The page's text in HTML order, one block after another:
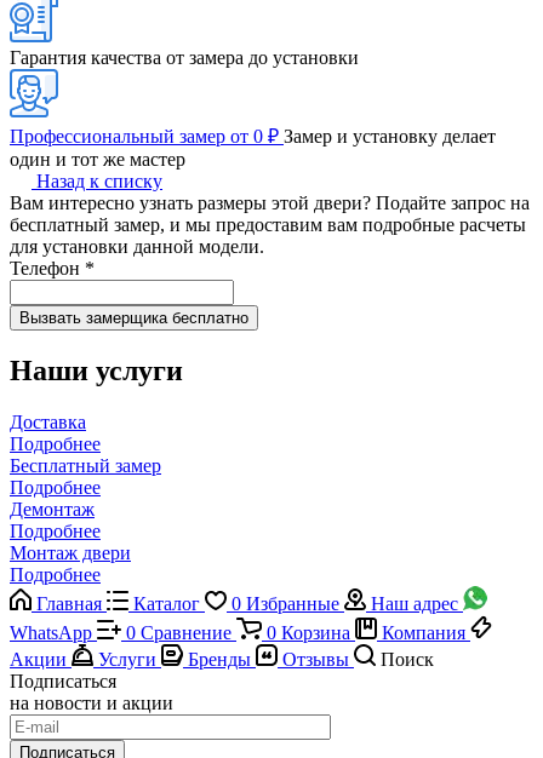
Гарантия качества от замера до установки
Профессиональный замер от 0 ₽ Замер и установку делает
один и тот же мастер
Назад к списку
Вам интересно узнать размеры этой двери? Подайте запрос на
бесплатный замер, и мы предоставим вам подробные расчеты
для установки данной модели.
Телефон *
Наши услуги
Доставка
Подробнее
Бесплатный замер
Подробнее
Демонтаж
Подробнее
Монтаж двери
Подробнее
Главная
Каталог 0 Избранные
Наш адрес
WhatsApp
0 Сравнение 0 Корзина
Компания
Акции
Услуги Бренды Отзывы
Поиск
Подписаться
на новости и акции
Подписаться